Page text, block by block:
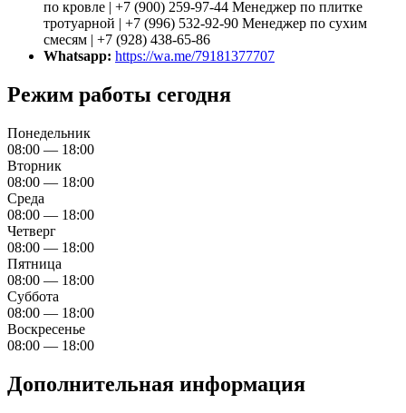
по кровле | +7 (900) 259-97-44 Менеджер по плитке
тротуарной | +7 (996) 532-92-90 Менеджер по сухим
смесям | +7 (928) 438-65-86
Whatsapp: https://wa.me/79181377707
Режим работы сегодня
Понедельник
08:00 — 18:00
Вторник
08:00 — 18:00
Среда
08:00 — 18:00
Четверг
08:00 — 18:00
Пятница
08:00 — 18:00
Суббота
08:00 — 18:00
Воскресенье
08:00 — 18:00
Дополнительная информация